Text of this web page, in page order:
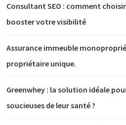
Consultant SEO : comment
booster votre visibilité
Assurance immeuble
propriétaire unique.
Greenwhey : la solution idéale
soucieuses de leur santé ?